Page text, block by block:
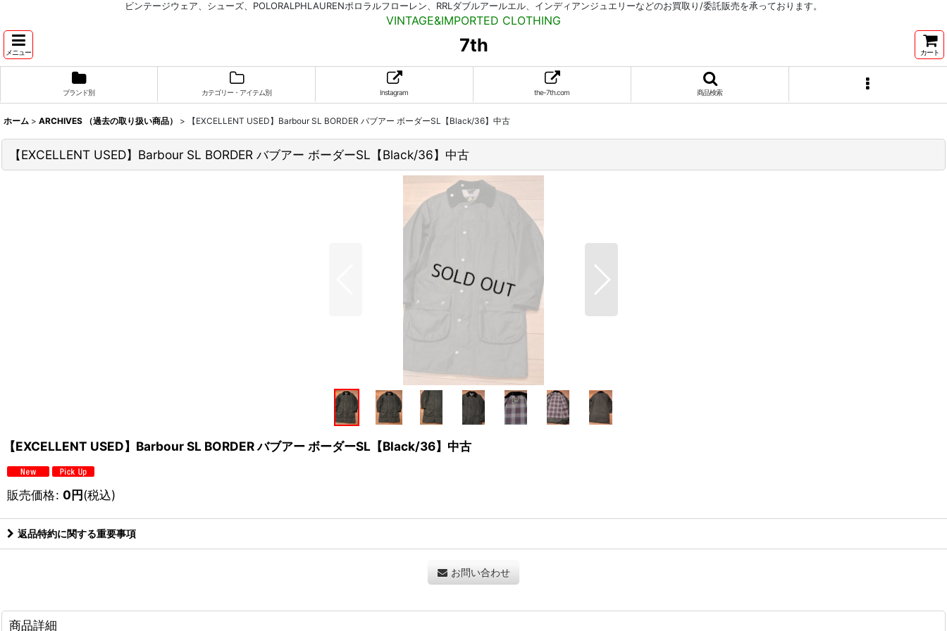
ビンテージウェア、シューズ、POLORALPHLAURENポロラルフローレン、RRLダブルアールエル、インディアンジュエリーなどのお買取り/委託販売を承っております。
VINTAGE&IMPORTED CLOTHING
メニュー 7th カート
ブランド別 カテゴリー・アイテム別 Instagram the-7th.com 商品検索
ホーム > ARCHIVES （過去の取り扱い商品） > 【EXCELLENT USED】Barbour SL BORDER バブアー ボーダーSL【Black/36】中古
【EXCELLENT USED】Barbour SL BORDER バブアー ボーダーSL【Black/36】中古
【EXCELLENT USED】Barbour SL BORDER バブアー ボーダーSL【Black/36】中古
販売価格: 0円(税込)
返品特約に関する重要事項
お問い合わせ
商品詳細